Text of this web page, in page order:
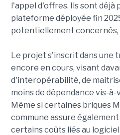
l'appel d'offres. Ils sont déjà
plateforme déployée fin
potentiellement concernés,
Le projet s'inscrit dans une
encore en cours, visant
d'interopérabilité, de
moins de dépendance vis-à-
Même si certaines briques
commune assure
certains coûts liés au logiciel.